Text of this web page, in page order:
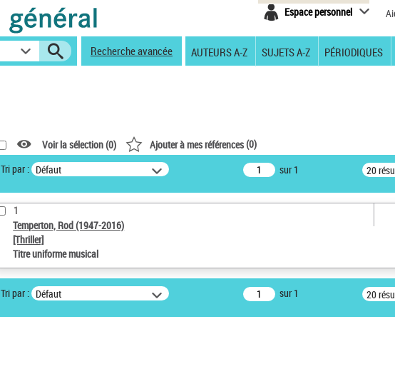
Espace personnel
Recherche avancée AUTEURS A-Z SUJETS A-Z PÉRIODIQUES
Voir la sélection (0) Ajouter à mes références(0)
Tri par : Défaut sur 1 20
1
Temperton, Rod (1947-2016)
[Thriller]
Titre uniforme musical
Tri par : Défaut sur 1 20